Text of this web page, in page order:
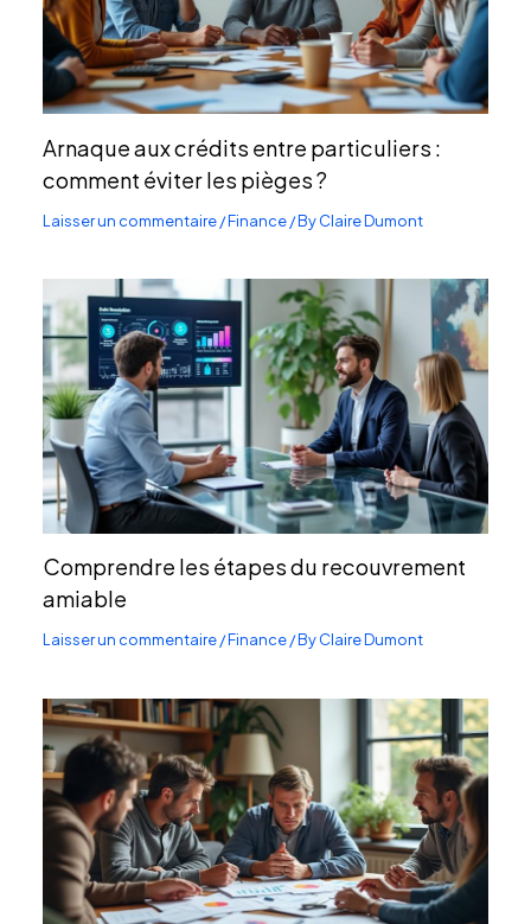
Arnaque aux crédits entre particuliers :
comment éviter les pièges ?
Laisser un commentaire/Finance/ ByClaire Dumont
Comprendre les étapes du recouvrement
amiable
Laisser un commentaire/Finance/ ByClaire Dumont